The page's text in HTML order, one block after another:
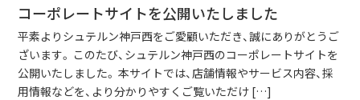
コーポレートサイトを公開いたしました
平素よりシュテルン神戸西をご愛顧いただき、誠にありがとうご
ざいます。 このたび、シュテルン神戸西のコーポレートサイトを
公開いたしました。 本サイトでは、店舗情報やサービス内容、採
用情報などを、より分かりやすくご覧いただけ […]